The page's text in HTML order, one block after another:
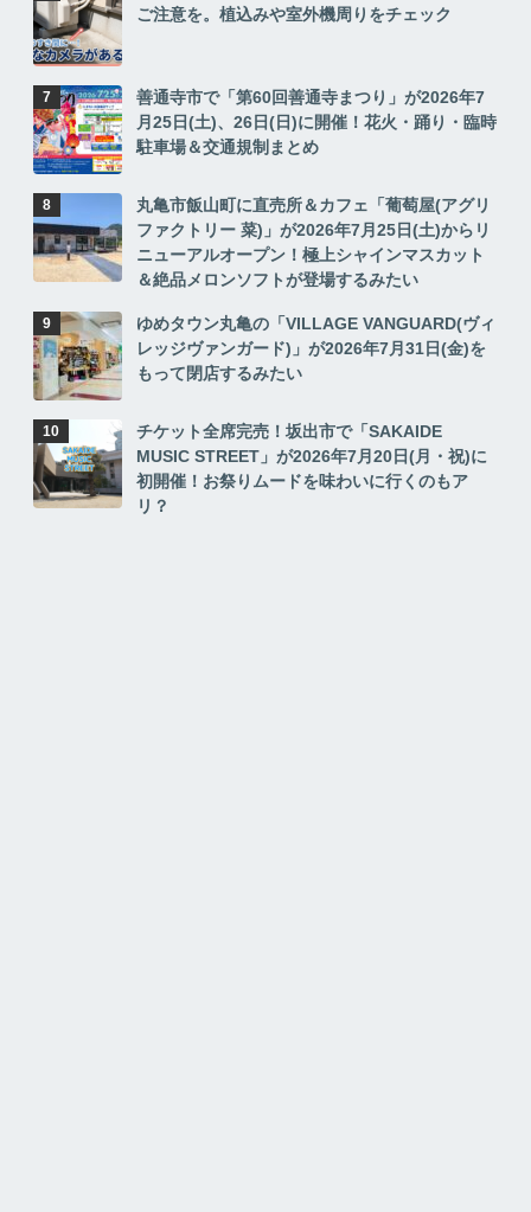
ご注意を。植込みや室外機周りをチェック
善通寺市で「第60回善通寺まつり」が2026年7
月25日(土)、26日(日)に開催！花火・踊り・臨時
駐車場＆交通規制まとめ
丸亀市飯山町に直売所＆カフェ「葡萄屋(アグリ
ファクトリー 菜)」が2026年7月25日(土)からリ
ニューアルオープン！極上シャインマスカット
＆絶品メロンソフトが登場するみたい
ゆめタウン丸亀の「VILLAGE VANGUARD(ヴィ
レッジヴァンガード)」が2026年7月31日(金)を
もって閉店するみたい
チケット全席完売！坂出市で「SAKAIDE
MUSIC STREET」が2026年7月20日(月・祝)に
初開催！お祭りムードを味わいに行くのもア
リ？